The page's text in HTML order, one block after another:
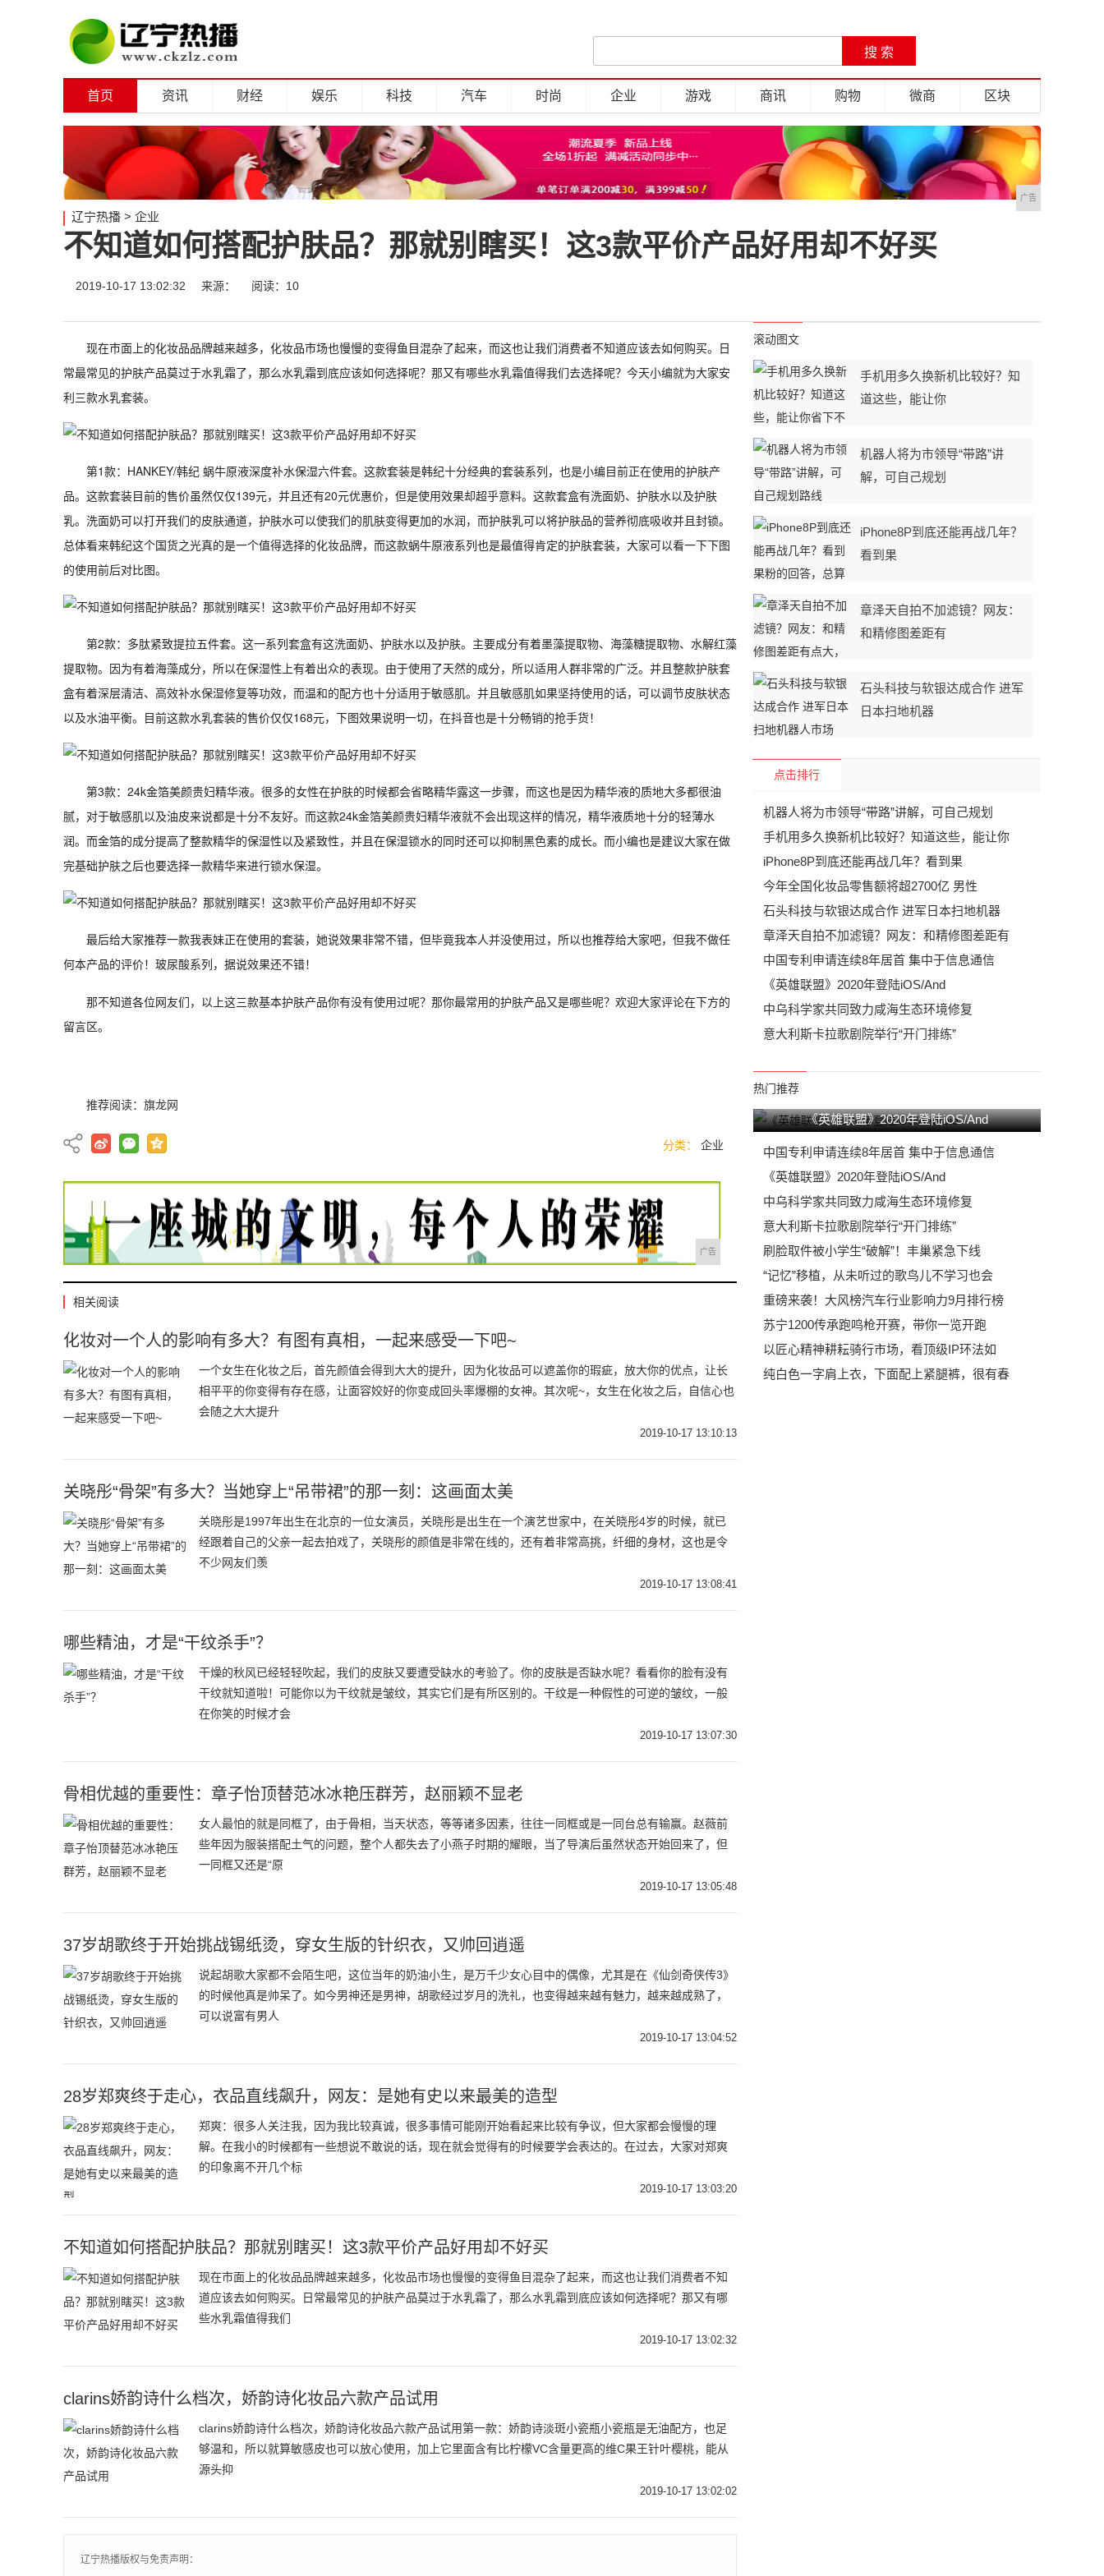
首页 资讯 财经 娱乐 科技 汽车 时尚 企业 游戏 商讯 购物 微商 区块
广告
辽宁热播 > 企业
不知道如何搭配护肤品？那就别瞎买！这3款平价产品好用却不好买
2019-10-17 13:02:32 来源： 阅读：10
现在市面上的化妆品品牌越来越多，化妆品市场也慢慢的变得鱼目混杂了起来，而这也让我们消费者不知道应该去如何购买。日
常最常见的护肤产品莫过于水乳霜了，那么水乳霜到底应该如何选择呢？那又有哪些水乳霜值得我们去选择呢？今天小编就为大家安
利三款水乳套装。
第1款：HANKEY/韩纪 蜗牛原液深度补水保湿六件套。这款套装是韩纪十分经典的套装系列，也是小编目前正在使用的护肤产
品。这款套装目前的售价虽然仅仅139元，并且还有20元优惠价，但是使用效果却超乎意料。这款套盒有洗面奶、护肤水以及护肤
乳。洗面奶可以打开我们的皮肤通道，护肤水可以使我们的肌肤变得更加的水润，而护肤乳可以将护肤品的营养彻底吸收并且封锁。
总体看来韩纪这个国货之光真的是一个值得选择的化妆品牌，而这款蜗牛原液系列也是最值得肯定的护肤套装，大家可以看一下下图
的使用前后对比图。
第2款：多肽紧致提拉五件套。这一系列套盒有这洗面奶、护肤水以及护肤。主要成分有着墨藻提取物、海藻糖提取物、水解红藻
提取物。因为有着海藻成分，所以在保湿性上有着出众的表现。由于使用了天然的成分，所以适用人群非常的广泛。并且整款护肤套
盒有着深层清洁、高效补水保湿修复等功效，而温和的配方也十分适用于敏感肌。并且敏感肌如果坚持使用的话，可以调节皮肤状态
以及水油平衡。目前这款水乳套装的售价仅仅168元，下图效果说明一切，在抖音也是十分畅销的抢手货！
第3款：24k金箔美颜贵妇精华液。很多的女性在护肤的时候都会省略精华露这一步骤，而这也是因为精华液的质地大多都很油
腻，对于敏感肌以及油皮来说都是十分不友好。而这款24k金箔美颜贵妇精华液就不会出现这样的情况，精华液质地十分的轻薄水
润。而金箔的成分提高了整款精华的保湿性以及紧致性，并且在保湿锁水的同时还可以抑制黑色素的成长。而小编也是建议大家在做
完基础护肤之后也要选择一款精华来进行锁水保湿。
最后给大家推荐一款我表妹正在使用的套装，她说效果非常不错，但毕竟我本人并没使用过，所以也推荐给大家吧，但我不做任
何本产品的评价！玻尿酸系列，据说效果还不错！
那不知道各位网友们，以上这三款基本护肤产品你有没有使用过呢？那你最常用的护肤产品又是哪些呢？欢迎大家评论在下方的
留言区。
推荐阅读： 旗龙网
分类： 企业
广告
相关阅读
化妆对一个人的影响有多大？有图有真相，一起来感受一下吧~
一个女生在化妆之后，首先颜值会得到大大的提升，因为化妆品可以遮盖你的瑕疵，放大你的优点，让长
相平平的你变得有存在感，让面容姣好的你变成回头率爆棚的女神。其次呢~，女生在化妆之后，自信心也
会随之大大提升
2019-10-17 13:10:13
关晓彤“骨架”有多大？当她穿上“吊带裙”的那一刻：这画面太美
关晓彤是1997年出生在北京的一位女演员，关晓彤是出生在一个演艺世家中，在关晓彤4岁的时候，就已
经跟着自己的父亲一起去拍戏了，关晓彤的颜值是非常在线的，还有着非常高挑，纤细的身材，这也是令
不少网友们羡
2019-10-17 13:08:41
哪些精油，才是“干纹杀手”？
干燥的秋风已经轻轻吹起，我们的皮肤又要遭受缺水的考验了。你的皮肤是否缺水呢？看看你的脸有没有
干纹就知道啦！可能你以为干纹就是皱纹，其实它们是有所区别的。干纹是一种假性的可逆的皱纹，一般
在你笑的时候才会
2019-10-17 13:07:30
骨相优越的重要性：章子怡顶替范冰冰艳压群芳，赵丽颖不显老
女人最怕的就是同框了，由于骨相，当天状态，等等诸多因素，往往一同框或是一同台总有输赢。赵薇前
些年因为服装搭配土气的问题，整个人都失去了小燕子时期的耀眼，当了导演后虽然状态开始回来了，但
一同框又还是“原
2019-10-17 13:05:48
37岁胡歌终于开始挑战锡纸烫，穿女生版的针织衣，又帅回逍遥
说起胡歌大家都不会陌生吧，这位当年的奶油小生，是万千少女心目中的偶像，尤其是在《仙剑奇侠传3》
的时候他真是帅呆了。如今男神还是男神，胡歌经过岁月的洗礼，也变得越来越有魅力，越来越成熟了，
可以说富有男人
2019-10-17 13:04:52
28岁郑爽终于走心，衣品直线飙升，网友：是她有史以来最美的造型
郑爽：很多人关注我，因为我比较真诚，很多事情可能刚开始看起来比较有争议，但大家都会慢慢的理
解。在我小的时候都有一些想说不敢说的话，现在就会觉得有的时候要学会表达的。在过去，大家对郑爽
的印象离不开几个标
2019-10-17 13:03:20
不知道如何搭配护肤品？那就别瞎买！这3款平价产品好用却不好买
现在市面上的化妆品品牌越来越多，化妆品市场也慢慢的变得鱼目混杂了起来，而这也让我们消费者不知
道应该去如何购买。日常最常见的护肤产品莫过于水乳霜了，那么水乳霜到底应该如何选择呢？那又有哪
些水乳霜值得我们
2019-10-17 13:02:32
clarins娇韵诗什么档次，娇韵诗化妆品六款产品试用
clarins娇韵诗什么档次，娇韵诗化妆品六款产品试用第一款：娇韵诗淡斑小瓷瓶小瓷瓶是无油配方，也足
够温和，所以就算敏感皮也可以放心使用，加上它里面含有比柠檬VC含量更高的维C果王针叶樱桃，能从
源头抑
2019-10-17 13:02:02
辽宁热播版权与免责声明：
滚动图文
手机用多久换新机比较好？知
道这些，能让你
机器人将为市领导“带路”讲
解，可自己规划
iPhone8P到底还能再战几年？
看到果
章泽天自拍不加滤镜？网友：
和精修图差距有
石头科技与软银达成合作 进军
日本扫地机器
点击排行
机器人将为市领导“带路”讲解，可自己规划
手机用多久换新机比较好？知道这些，能让你
iPhone8P到底还能再战几年？看到果
今年全国化妆品零售额将超2700亿 男性
石头科技与软银达成合作 进军日本扫地机器
章泽天自拍不加滤镜？网友：和精修图差距有
中国专利申请连续8年居首 集中于信息通信
《英雄联盟》2020年登陆iOS/And
中乌科学家共同致力咸海生态环境修复
意大利斯卡拉歌剧院举行“开门排练”
热门推荐
《英雄联盟》2020年登陆iOS/And
中国专利申请连续8年居首 集中于信息通信
《英雄联盟》2020年登陆iOS/And
中乌科学家共同致力咸海生态环境修复
意大利斯卡拉歌剧院举行“开门排练”
刷脸取件被小学生“破解”！丰巢紧急下线
“记忆”移植，从未听过的歌鸟儿不学习也会
重磅来袭！大风榜汽车行业影响力9月排行榜
苏宁1200传承跑鸣枪开赛，带你一览开跑
以匠心精神耕耘骑行市场，看顶级IP环法如
纯白色一字肩上衣，下面配上紧腿裤，很有春